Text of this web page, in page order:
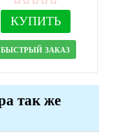
КУПИТЬ
БЫСТРЫЙ ЗАКАЗ
так же